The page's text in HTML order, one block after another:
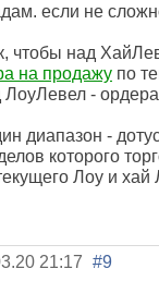
если не
чтобы над
на продажу по
- ордера
диапазон -
которого
Лоу и хай
21:17 #9